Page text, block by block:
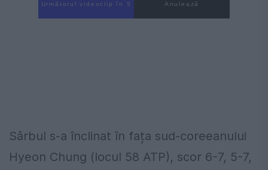
Următorul videoclip în 4 Anulează
Sârbul s-a înclinat în fața sud-coreeanului
Hyeon Chung (locul 58 ATP), scor 6-7, 5-7,